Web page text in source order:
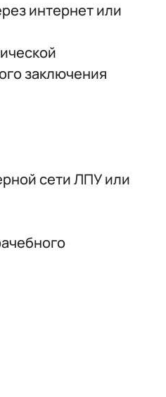
интернет или
заключения
сети ЛПУ или